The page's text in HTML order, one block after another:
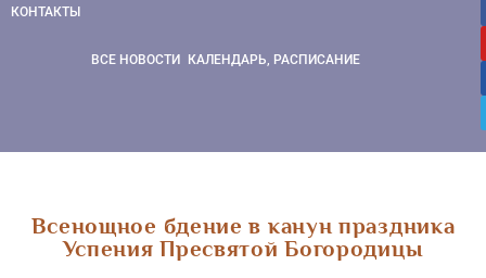
КОНТАКТЫ
ВСЕ НОВОСТИ КАЛЕНДАРЬ, РАСПИСАНИЕ
Всенощное бдение в канун праздника
Успения Пресвятой Богородицы